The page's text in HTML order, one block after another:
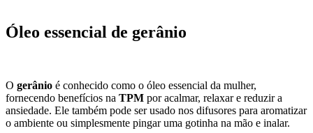
Óleo essencial de gerânio
O gerânio é conhecido como o óleo essencial da mulher,
fornecendo benefícios na TPM por acalmar, relaxar e reduzir a
ansiedade. Ele também pode ser usado nos difusores para aromatizar
o ambiente ou simplesmente pingar uma gotinha na mão e inalar.